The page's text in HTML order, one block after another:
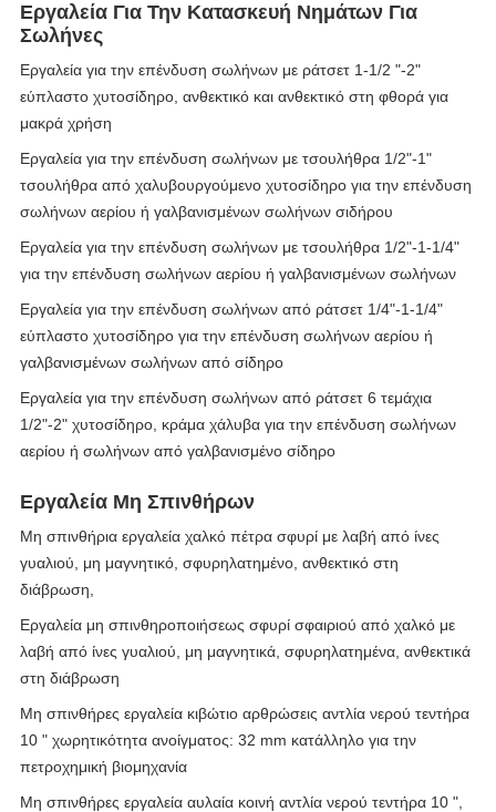
Εργαλεία Για Την Κατασκευή Νημάτων Για
Σωλήνες
Εργαλεία για την επένδυση σωλήνων με ράτσετ 1-1/2 "-2"
εύπλαστο χυτοσίδηρο, ανθεκτικό και ανθεκτικό στη φθορά για
μακρά χρήση
Εργαλεία για την επένδυση σωλήνων με τσουλήθρα 1/2"-1"
τσουλήθρα από χαλυβουργούμενο χυτοσίδηρο για την επένδυση
σωλήνων αερίου ή γαλβανισμένων σωλήνων σιδήρου
Εργαλεία για την επένδυση σωλήνων με τσουλήθρα 1/2"-1-1/4"
για την επένδυση σωλήνων αερίου ή γαλβανισμένων σωλήνων
Εργαλεία για την επένδυση σωλήνων από ράτσετ 1/4"-1-1/4"
εύπλαστο χυτοσίδηρο για την επένδυση σωλήνων αερίου ή
γαλβανισμένων σωλήνων από σίδηρο
Εργαλεία για την επένδυση σωλήνων από ράτσετ 6 τεμάχια
1/2"-2" χυτοσίδηρο, κράμα χάλυβα για την επένδυση σωλήνων
αερίου ή σωλήνων από γαλβανισμένο σίδηρο
Εργαλεία Μη Σπινθήρων
Μη σπινθήρια εργαλεία χαλκό πέτρα σφυρί με λαβή από ίνες
γυαλιού, μη μαγνητικό, σφυρηλατημένο, ανθεκτικό στη
διάβρωση,
Εργαλεία μη σπινθηροποιήσεως σφυρί σφαιριού από χαλκό με
λαβή από ίνες γυαλιού, μη μαγνητικά, σφυρηλατημένα, ανθεκτικά
στη διάβρωση
Μη σπινθήρες εργαλεία κιβώτιο αρθρώσεις αντλία νερού τεντήρα
10 " χωρητικότητα ανοίγματος: 32 mm κατάλληλο για την
πετροχημική βιομηχανία
Μη σπινθήρες εργαλεία αυλαία κοινή αντλία νερού τεντήρα 10 ",